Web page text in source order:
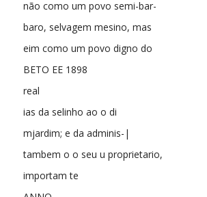
não como um povo semi-bar-
baro, selvagem mesino, mas
eim como um povo digno do
BETO EE 1898
real
ias da selinho ao o di
mjardim; e da adminis-|
tambem o o seu u proprietario,
importam te